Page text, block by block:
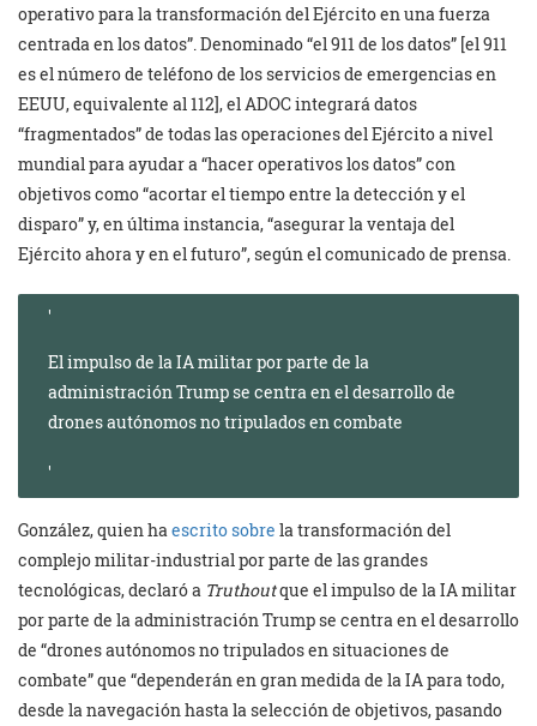
operativo para la transformación del Ejército en una fuerza
centrada en los datos”. Denominado “el 911 de los datos” [el 911
es el número de teléfono de los servicios de emergencias en
EEUU, equivalente al 112], el ADOC integrará datos
“fragmentados” de todas las operaciones del Ejército a nivel
mundial para ayudar a “hacer operativos los datos” con
objetivos como “acortar el tiempo entre la detección y el
disparo” y, en última instancia, “asegurar la ventaja del
Ejército ahora y en el futuro”, según el comunicado de prensa.
El impulso de la IA militar por parte de la
administración Trump se centra en el desarrollo de
drones autónomos no tripulados en combate
González, quien haescrito sobre la transformación del
complejo militar-industrial por parte de las grandes
tecnológicas, declaró a Truthoutque el impulso de la IA militar
por parte de la administración Trump se centra en el desarrollo
de “drones autónomos no tripulados en situaciones de
combate” que “dependerán en gran medida de la IA para todo,
desde la navegación hasta la selección de objetivos, pasando